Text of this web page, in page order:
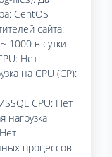
CentOS
сайта:
1000 в сутки
Нет
на CPU (CP):
CPU: Нет
нагрузка
процессов: